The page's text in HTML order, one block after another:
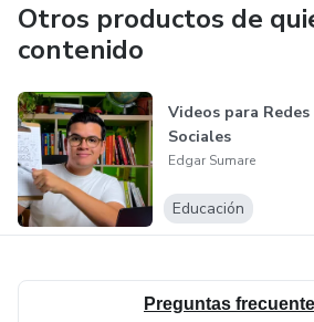
Otros productos de
contenido
Videos para Redes
Sociales
Edgar Sumare
Educación
Preguntas